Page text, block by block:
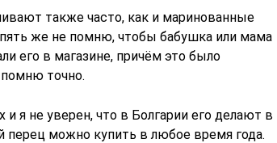
также часто, как и маринованные
же не помню, чтобы бабушка или мама
его в магазине, причём это было
помню точно.
и я не уверен, что в Болгарии его делают в
можно купить в любое время года.